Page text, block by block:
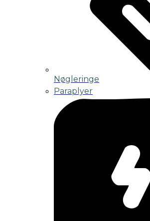
Nøgleringe
Paraplyer